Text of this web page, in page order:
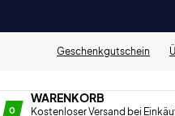
Geschenkgutschein
0
WARENKORB
Kostenloser Versand bei